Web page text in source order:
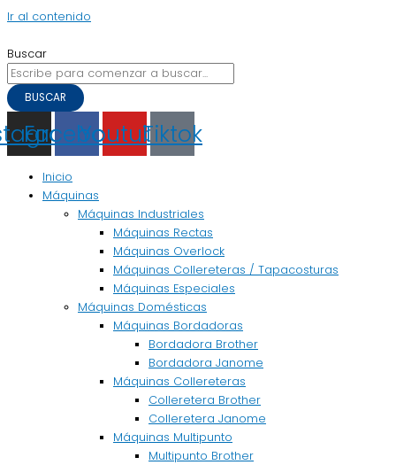
Ir al contenido
Buscar
BUSCAR
Facebook
YoutubeTiktok
Inicio
Máquinas
Máquinas Industriales
Máquinas Rectas
Máquinas Overlock
Máquinas Collereteras / Tapacosturas
Máquinas Especiales
Máquinas Domésticas
Máquinas Bordadoras
Bordadora Brother
Bordadora Janome
Máquinas Collereteras
Colleretera Brother
Colleretera Janome
Máquinas Multipunto
Multipunto Brother